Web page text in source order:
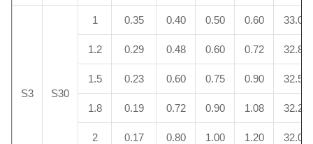
S3 S30
1 0.35 0.40 0.50 0.60 33.0
1.2 0.29 0.48 0.60 0.72 32.8
1.5 0.23 0.60 0.75 0.90 32.5
1.8 0.19 0.72 0.90 1.08 32.2
2 0.17 0.80 1.00 1.20 32.0